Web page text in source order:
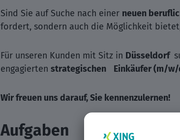
Sind Sie auf Suche nach einer neuen
fordert, sondern auch die Möglichkeit
Für unseren Kunden mit Sitz in Düsseldorf
engagierten strategischen Einkäufer (m/
Wir freuen uns darauf, Sie kennenzulernen!
Aufgaben